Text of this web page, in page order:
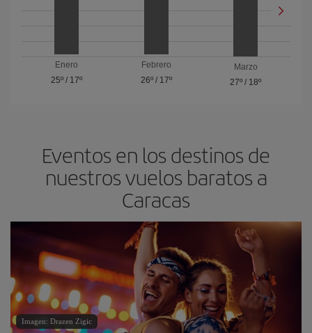
Enero
25º/ 17º
Febrero
26º/ 17º
Marzo
27º / 18º
Eventos en los destinos de
nuestros vuelos baratos a
Caracas
Imagen: Drazen Zigic